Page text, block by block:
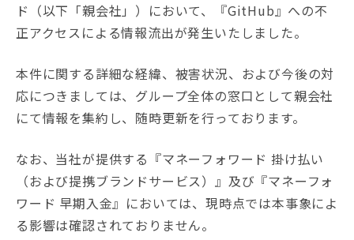
ド（以下「親会社」）において、『GitHub』への不
正アクセスによる情報流出が発生いたしました。
本件に関する詳細な経緯、被害状況、および今後の対
応につきましては、グループ全体の窓口として親会社
にて情報を集約し、随時更新を行っております。
なお、当社が提供する『マネーフォワード 掛け払い
（および提携ブランドサービス）』及び『マネーフォ
ワード 早期入金』においては、現時点では本事象によ
る影響は確認されておりません。